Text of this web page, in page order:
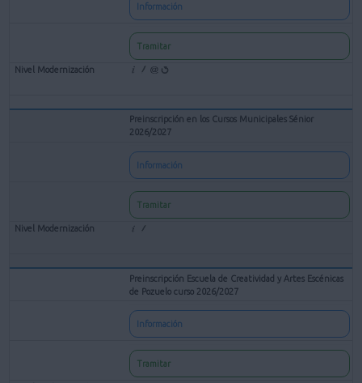
Información
Tramitar
Preinscripción en los Cursos Municipales Sénior
2026/2027
Información
Tramitar
Preinscripción Escuela de Creatividad y Artes Escénicas
de Pozuelo curso 2026/2027
Información
Tramitar